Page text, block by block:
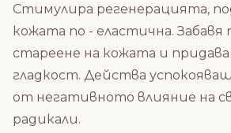
Стимулира регенерацията,
кожата по - еластична. Забавя
стареене на кожата и
гладкост. Действа
от негативното влияние на
радикали.